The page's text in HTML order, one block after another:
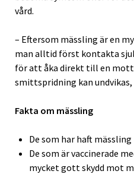
vård.
– Eftersom mässling är en
man alltid först kontakta
för att åka direkt till en
smittspridning kan
Fakta om mässling
De som har haft
De som är vaccinerade
mycket gott skydd mot